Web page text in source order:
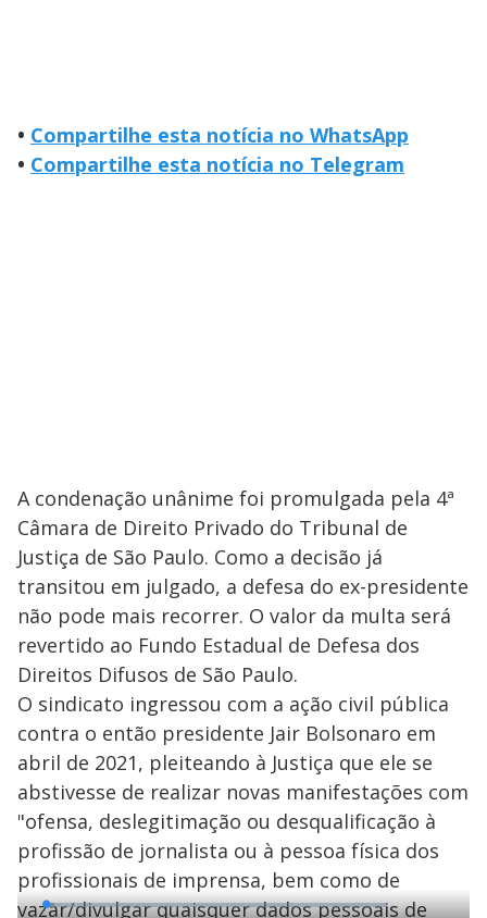
• Compartilhe esta notícia no WhatsApp
• Compartilhe esta notícia no Telegram
A condenação unânime foi promulgada pela 4ª
Câmara de Direito Privado do Tribunal de
Justiça de São Paulo. Como a decisão já
transitou em julgado, a defesa do ex-presidente
não pode mais recorrer. O valor da multa será
revertido ao Fundo Estadual de Defesa dos
Direitos Difusos de São Paulo.
O sindicato ingressou com a ação civil pública
contra o então presidente Jair Bolsonaro em
abril de 2021, pleiteando à Justiça que ele se
abstivesse de realizar novas manifestações com
"ofensa, deslegitimação ou desqualificação à
profissão de jornalista ou à pessoa física dos
profissionais de imprensa, bem como de
vazar/divulgar quaisquer dados pessoais de
L